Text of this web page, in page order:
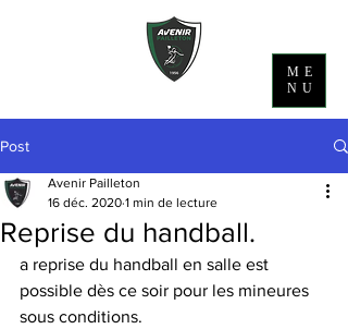
ME
NU
Post
Reprise du handball.
Avenir Pailleton
16 déc. 2020 1 min de lecture
a reprise du handball en salle est
possible dès ce soir pour les mineures
sous conditions.